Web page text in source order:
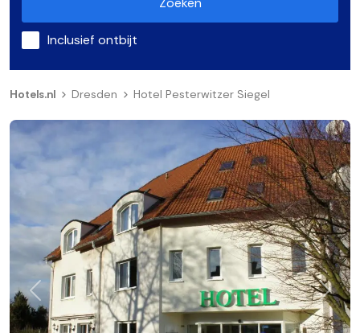
Inclusief ontbijt
Hotels.nl Dresden Hotel Pesterwitzer Siegel